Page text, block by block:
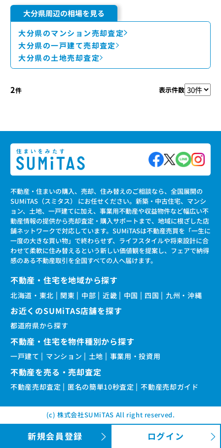
大分県周辺の相場を見る
大分県のマンション売却査定
大分県の一戸建て売却査定
大分県の土地売却査定
2件 表示件数
不動産・住まいの購入、売却、住み替えのご相談なら、全国展開の
SUMiTAS（スミタス） にお任せください。新築・中古住宅、マンシ
ョン、土地、一戸建てに加え、事業用不動産や収益物件など幅広い不
動産情報の提供から売却査定・購入サポートまで、地域に根ざした店
舗ネットワークで対応しています。SUMiTASは不動産売買を「一生に
一度の大きな買い物」で終わらせず、ライフスタイルや将来設計に合
わせて柔軟に住み替えるという新しい価値観を提案し、フェアで納得
感のある不動産取引を全国すべての人へ届けます。
不動産・住宅を地域から探す
北海道・東北 関東 中部 近畿 中国 四国 九州・沖縄
お近くのSUMiTAS店舗を探す
都道府県から探す
不動産・住宅を物件種別から探す
一戸建て マンション 土地 事業用・投資用
不動産を売る・売却査定
不動産売却査定 匿名の簡単10秒査定 不動産売却ガイド
(c) 株式会社SUMiTAS All right reserved.
新規会員登録 ログイン